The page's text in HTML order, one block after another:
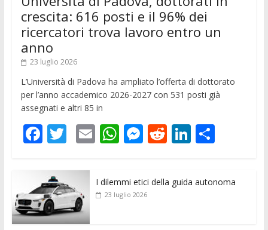
crescita: 616 posti e il 96% dei
ricercatori trova lavoro entro un
anno
23 luglio 2026
L’Università di Padova ha ampliato l’offerta di dottorato
per l’anno accademico 2026-2027 con 531 posti già
assegnati e altri 85 in
F
e
b
o
T
itt
er
E
ai
l
W
s
M
ss
e
R
di
Li
e
C
di
I dilemmi etici della guida autonoma
23 luglio 2026